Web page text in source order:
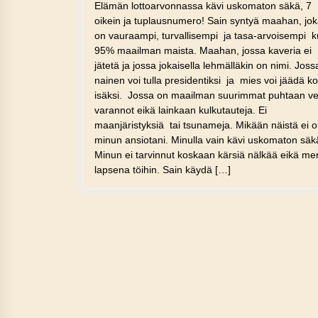
Elämän lottoarvonnassa kävi uskomaton säkä, 7
oikein ja tuplausnumero! Sain syntyä maahan,
on vauraampi, turvallisempi ja tasa-arvoisempi
95% maailman maista. Maahan, jossa kaveria ei
jätetä ja jossa jokaisella lehmälläkin on nimi.
nainen voi tulla presidentiksi ja mies voi jäädä
isäksi. Jossa on maailman suurimmat puhtaan
varannot eikä lainkaan kulkutauteja. Ei
maanjäristyksiä tai tsunameja. Mikään näistä ei
minun ansiotani. Minulla vain kävi uskomaton
Minun ei tarvinnut koskaan kärsiä nälkää eikä
lapsena töihin. Sain käydä […]